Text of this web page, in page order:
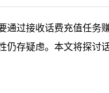
过接收话费充值任务赚
仍存疑虑。本文将探讨